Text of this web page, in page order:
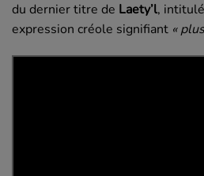
du dernier titre de Laety’l, intitulé
expression créole signifiant «